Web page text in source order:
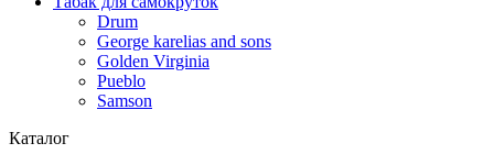
Drum
George karelias and sons
Golden Virginia
Pueblo
Samson
Каталог